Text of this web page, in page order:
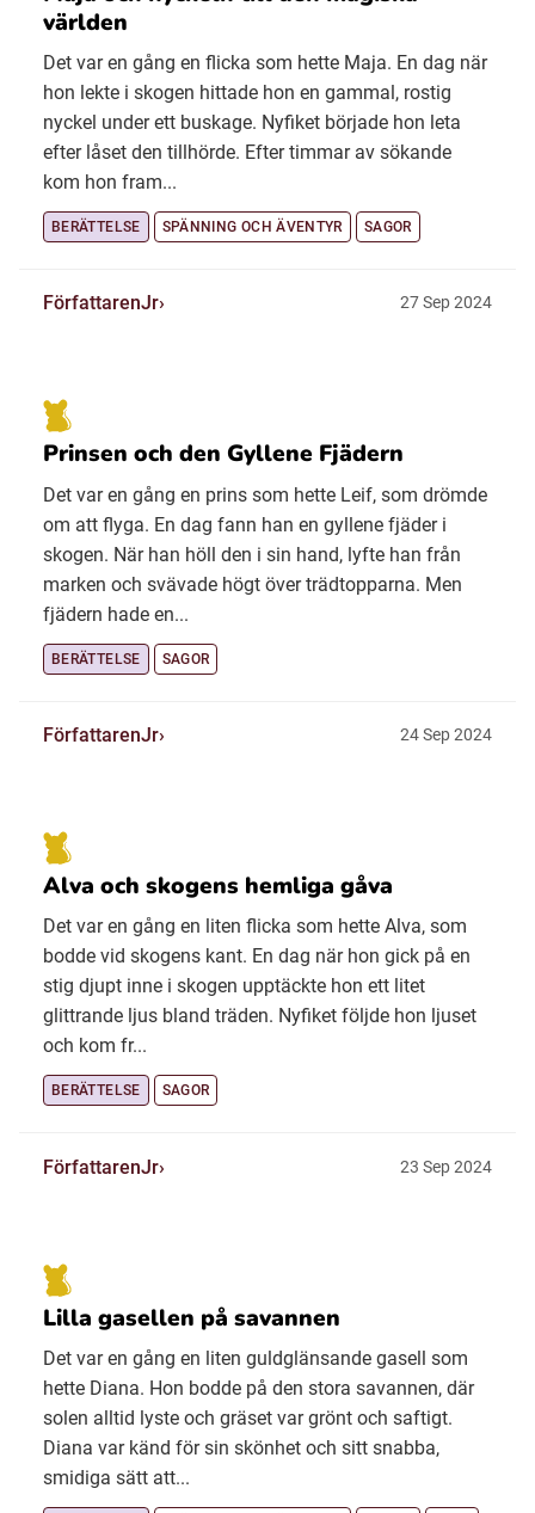
världen
Det var en gång en flicka som hette Maja. En dag när
hon lekte i skogen hittade hon en gammal, rostig
nyckel under ett buskage. Nyfiket började hon leta
efter låset den tillhörde. Efter timmar av sökande
kom hon fram...
BERÄTTELSE SPÄNNING OCH ÄVENTYR SAGOR
FörfattarenJr 27 Sep 2024
Prinsen och den Gyllene Fjädern
Det var en gång en prins som hette Leif, som drömde
om att flyga. En dag fann han en gyllene fjäder i
skogen. När han höll den i sin hand, lyfte han från
marken och svävade högt över trädtopparna. Men
fjädern hade en...
BERÄTTELSE SAGOR
FörfattarenJr 24 Sep 2024
Alva och skogens hemliga gåva
Det var en gång en liten flicka som hette Alva, som
bodde vid skogens kant. En dag när hon gick på en
stig djupt inne i skogen upptäckte hon ett litet
glittrande ljus bland träden. Nyfiket följde hon ljuset
och kom fr...
BERÄTTELSE SAGOR
FörfattarenJr 23 Sep 2024
Lilla gasellen på savannen
Det var en gång en liten guldglänsande gasell som
hette Diana. Hon bodde på den stora savannen, där
solen alltid lyste och gräset var grönt och saftigt.
Diana var känd för sin skönhet och sitt snabba,
smidiga sätt att...